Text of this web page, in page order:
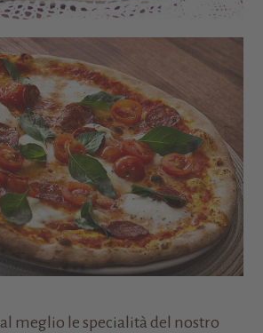
al meglio le specialità del nostro